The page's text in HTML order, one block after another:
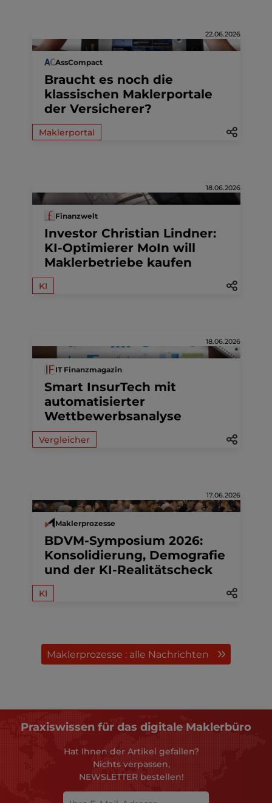
22.06.2026
AssCompact
Braucht es noch die
klassischen Maklerportale
der Versicherer?
Maklerportal
18.06.2026
Finanzwelt
Investor Christian Lindner:
KI-Optimierer MoIn will
Maklerbetriebe kaufen
KI
18.06.2026
IT Finanzmagazin
Smart InsurTech mit
automatisierter
Wettbewerbsanalyse
Vergleicher
17.06.2026
Maklerprozesse
BDVM-Symposium 2026:
Konsolidierung, Demografie
und der KI-Realitätscheck
KI
Maklerprozesse : alle Nachrichten
Praxiswissen für das digitale Maklerbüro
Hat Ihnen der Artikel gefallen?
Nichts verpassen,
NEWSLETTER bestellen!